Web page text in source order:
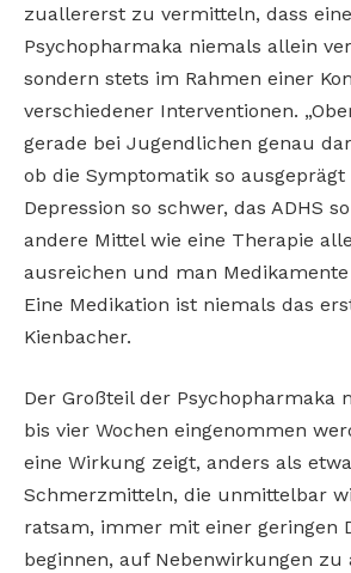
zuallererst zu vermitteln, dass
Psychopharmaka niemals allein
sondern stets im Rahmen einer
verschiedener Interventionen.
gerade bei Jugendlichen genau
ob die Symptomatik so
Depression so schwer, das ADHS
andere Mittel wie eine Therapie
ausreichen und man
Eine Medikation ist niemals das
Kienbacher.
Der Großteil der Psychopharmaka
bis vier Wochen eingenommen
eine Wirkung zeigt, anders als
Schmerzmitteln, die unmittelbar
ratsam, immer mit einer geringen
beginnen, auf Nebenwirkungen zu